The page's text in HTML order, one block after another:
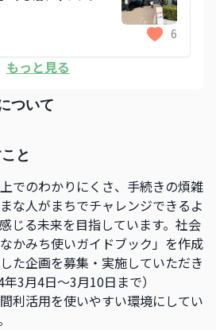
6
もっと見る
ついて
と
でのわかりにくさ、手続きの煩雑
な人がまちでチャレンジできるよ
じる未来を目指しています。社会
かみち使いガイドブック」を作成
た企画を募集・実施していただき
3月4日〜3月10日まで）
利活用を使いやすい環境にしてい